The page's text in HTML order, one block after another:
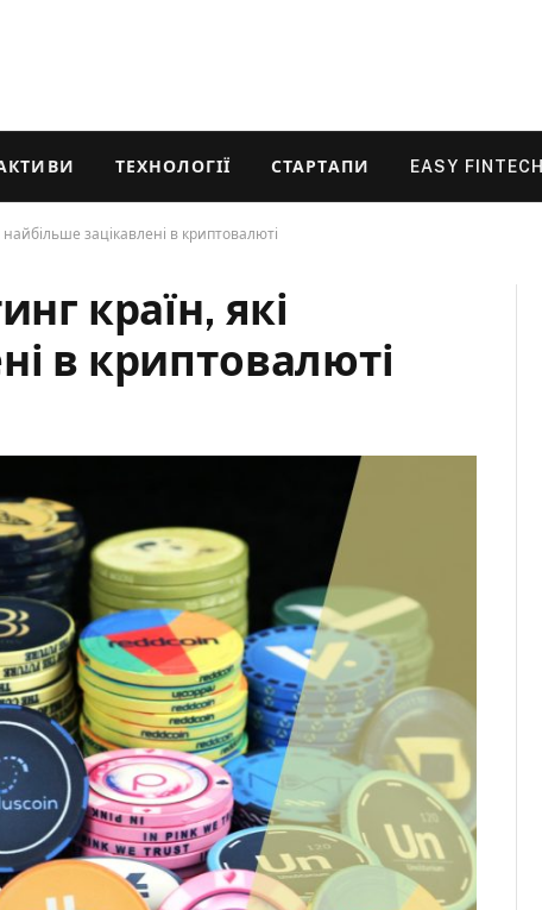
ТЕХНОЛОГІЇ СТАРТАПИ EASY FINTECH
найбільше зацікавлені в криптовалюті
країн, які
в криптовалюті